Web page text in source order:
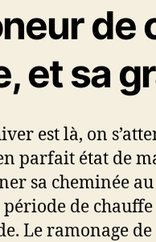
de
et sa
est là, on
parfait état de
sa cheminée
de
Le ramonage